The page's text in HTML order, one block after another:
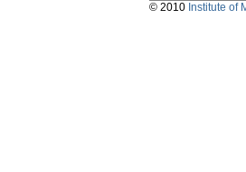
© 2010 Institute of